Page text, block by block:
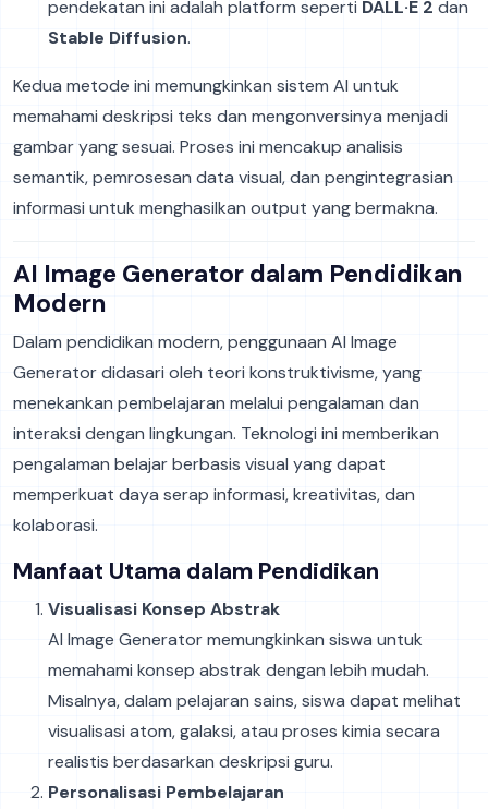
pendekatan ini adalah platform seperti DALL·E 2 dan
Stable Diffusion.
Kedua metode ini memungkinkan sistem AI untuk
memahami deskripsi teks dan mengonversinya menjadi
gambar yang sesuai. Proses ini mencakup analisis
semantik, pemrosesan data visual, dan pengintegrasian
informasi untuk menghasilkan output yang bermakna.
AI Image Generator dalam Pendidikan
Modern
Dalam pendidikan modern, penggunaan AI Image
Generator didasari oleh teori konstruktivisme, yang
menekankan pembelajaran melalui pengalaman dan
interaksi dengan lingkungan. Teknologi ini memberikan
pengalaman belajar berbasis visual yang dapat
memperkuat daya serap informasi, kreativitas, dan
kolaborasi.
Manfaat Utama dalam Pendidikan
Visualisasi Konsep Abstrak
AI Image Generator memungkinkan siswa untuk
memahami konsep abstrak dengan lebih mudah.
Misalnya, dalam pelajaran sains, siswa dapat melihat
visualisasi atom, galaksi, atau proses kimia secara
realistis berdasarkan deskripsi guru.
Personalisasi Pembelajaran